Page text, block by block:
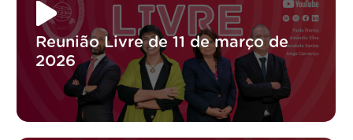
Reunião Livre de 11 de março de
2026